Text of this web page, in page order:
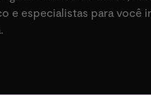
e especialistas para você